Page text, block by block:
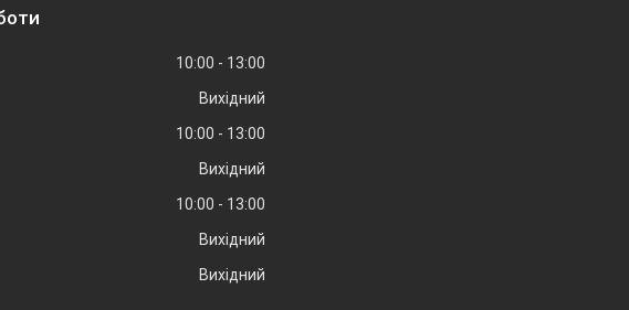
10:00
13:00
Вихідний
10:00
13:00
Вихідний
10:00
13:00
Вихідний
Вихідний